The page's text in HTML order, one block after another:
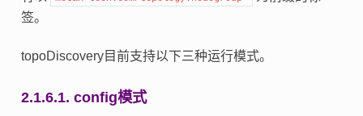
签。
topoDiscovery目前支持以下三种运行模式。
2.1.6.1. config模式